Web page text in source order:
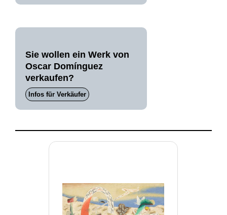
Sie wollen ein Werk von
Oscar Domínguez
verkaufen?
Infos für Verkäufer